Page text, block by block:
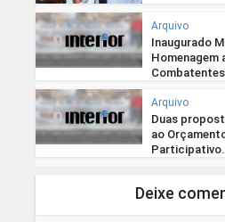
Arquivo
Inaugurado
Homenagem
Arquivo
Duas
ao
Deixe